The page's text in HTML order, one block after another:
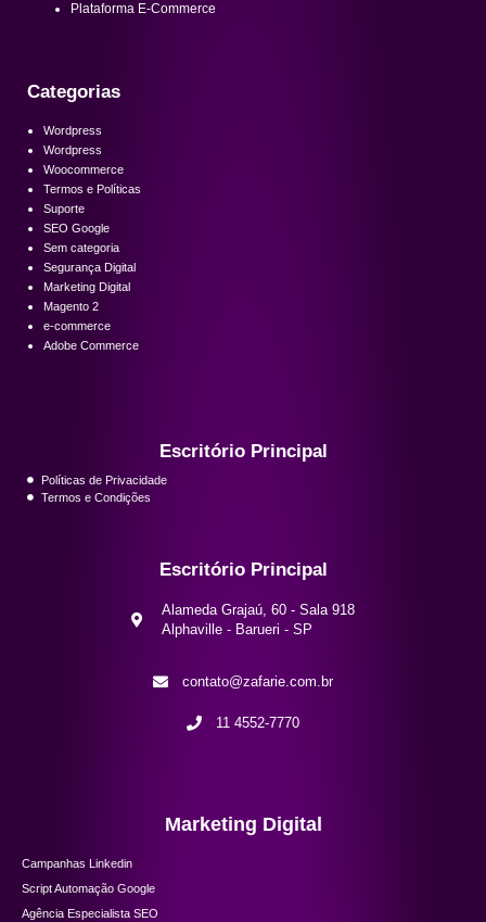
Plataforma E-Commerce
Categorias
Wordpress
Wordpress
Woocommerce
Termos e Políticas
Suporte
SEO Google
Sem categoria
Segurança Digital
Marketing Digital
Magento 2
e-commerce
Adobe Commerce
Escritório Principal
Políticas de Privacidade
Termos e Condições
Escritório Principal
Alameda Grajaú, 60 - Sala 918
Alphaville - Barueri - SP
contato@zafarie.com.br
11 4552-7770
Marketing Digital
Campanhas Linkedin
Script Automação Google
Agência Especialista SEO